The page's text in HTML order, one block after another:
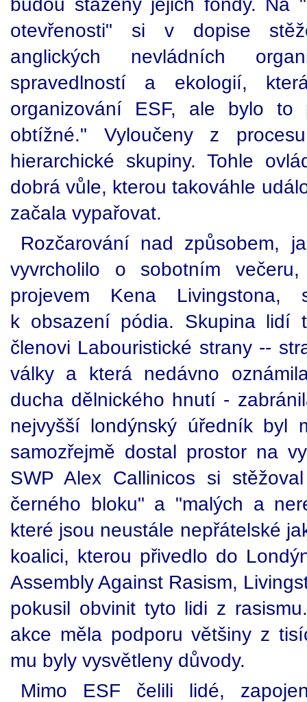
otevřenosti" si v dopise
anglických nevládních
spravedlností a ekologií,
organizování ESF, ale bylo
obtížné." Vyloučeny z
hierarchické skupiny. Tohle
dobrá vůle, kterou takováhle
začala vypařovat.
Rozčarování nad způsobem,
vyvrcholilo o sobotním
projevem Kena Livingstona,
k obsazení pódia. Skupina lidí
členovi Labouristické strany --
války a která nedávno
ducha dělnického hnutí -
nejvyšší londýnský úředník byl
samozřejmě dostal prostor na
SWP Alex Callinicos si
černého bloku" a "malých a
které jsou neustále nepřátelské
koalici, kterou přivedlo do
Assembly Against Rasism,
pokusil obvinit tyto lidi z
akce měla podporu většiny z
mu byly vysvětleny důvody.
Mimo ESF čelili lidé,